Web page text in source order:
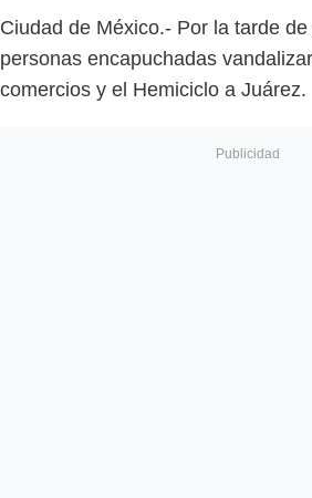
Ciudad de México.- Por la tarde
personas encapuchadas
comercios y el Hemiciclo a Juárez.